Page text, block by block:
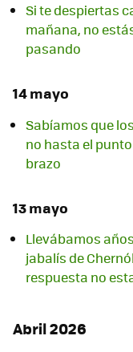
Si te despiertas
mañana, no
pasando
14 mayo
Sabíamos que
no hasta el
brazo
13 mayo
Llevábamos
jabalís de
respuesta no
Abril 2026